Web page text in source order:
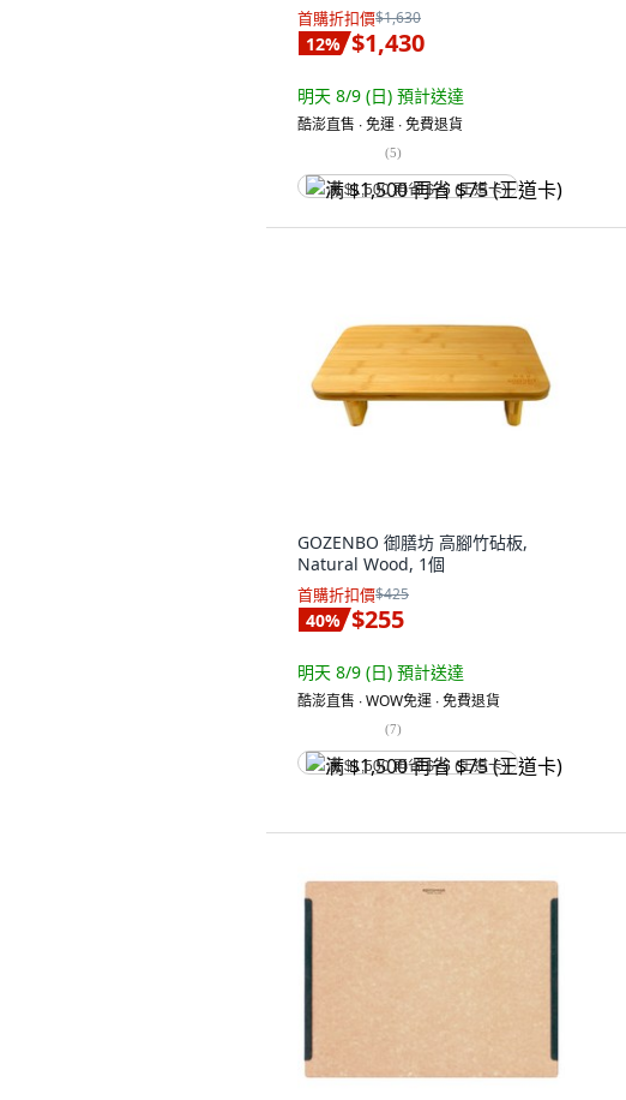
首購折扣價$1,630
12% $1,430
明天 8/9 (日) 預計送達
酷澎直售 ∙ 免運 ∙ 免費退貨
(5)
满 $1,500 再省 $75 (王道卡)
GOZENBO 御膳坊 高腳竹砧板,
Natural Wood, 1個
首購折扣價$425
40% $255
明天 8/9 (日) 預計送達
酷澎直售 ∙ WOW免運 ∙ 免費退貨
(7)
满 $1,500 再省 $75 (王道卡)